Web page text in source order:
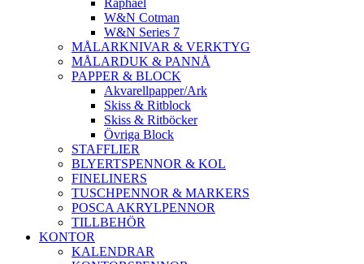
W&N Cotman
W&N Series 7
MÅLARKNIVAR & VERKTYG
MÅLARDUK & PANNÅ
PAPPER & BLOCK
Akvarellpapper/Ark
Skiss & Ritblock
Skiss & Ritböcker
Övriga Block
STAFFLIER
BLYERTSPENNOR & KOL
FINELINERS
TUSCHPENNOR & MARKERS
POSCA AKRYLPENNOR
TILLBEHÖR
KONTOR
KALENDRAR